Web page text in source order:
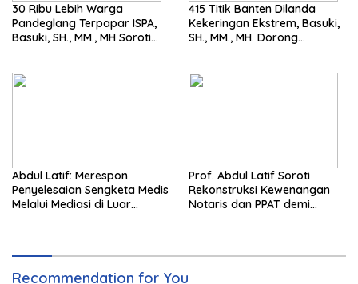
30 Ribu Lebih Warga
Pandeglang Terpapar ISPA,
Basuki, SH., MM., MH Soroti
415 Titik Banten Dilanda
Kekeringan Ekstrem, Basuki,
SH., MM., MH. Dorong
Abdul Latif: Merespon
Penyelesaian Sengketa Medis
Melalui Mediasi di Luar
Prof. Abdul Latif Soroti
Rekonstruksi Kewenangan
Notaris dan PPAT demi
Recommendation for You